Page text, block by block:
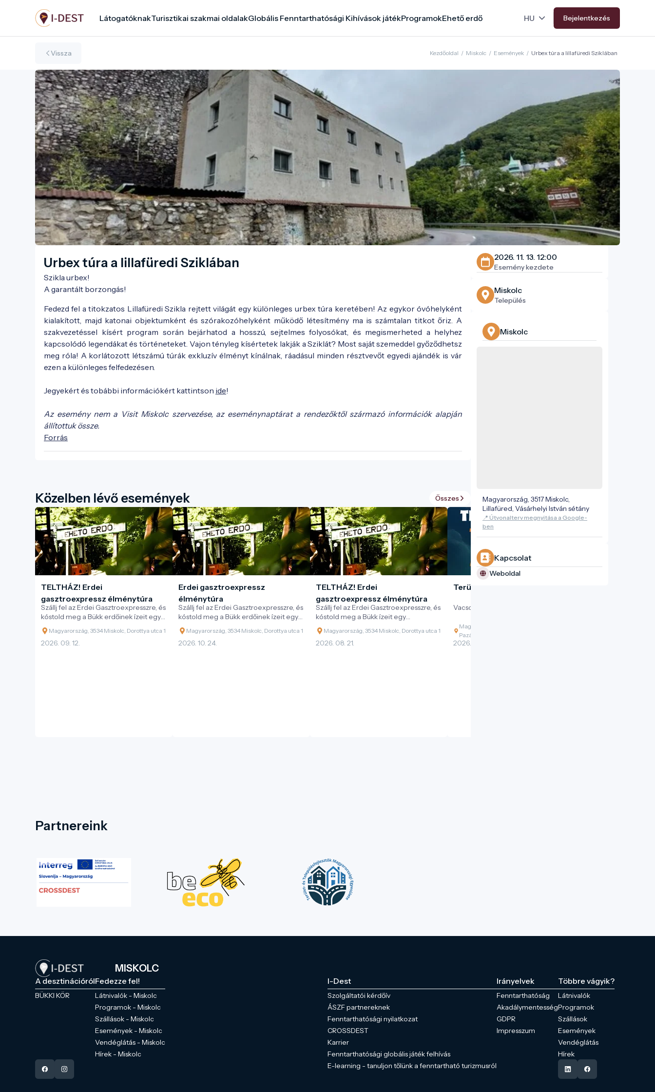
tartalomra
LátogatóknakTurisztikai szakmai oldalakGlobális Fenntarthatósági Kihívások játékProgramokEhető erdő Bejelentkezés
Vissza Kezdőoldal / Miskolc / Események / Urbex túra a lillafüredi Sziklában
Urbex túra a lillafüredi Sziklában
Szikla urbex!
A garantált borzongás!
Fedezd fel a titokzatos Lillafüredi Szikla rejtett világát egy különleges urbex túra keretében! Az egykor óvóhelyként
kialakított, majd katonai objektumként és szórakozóhelyként működő létesítmény ma is számtalan titkot őriz. A
szakvezetéssel kísért program során bejárhatod a hosszú, sejtelmes folyosókat, és megismerheted a helyhez
kapcsolódó legendákat és történeteket. Vajon tényleg kísértetek lakják a Sziklát? Most saját szemeddel győződhetsz
meg róla! A korlátozott létszámú túrák exkluzív élményt kínálnak, ráadásul minden résztvevőt egyedi ajándék is vár
ezen a különleges felfedezésen.
Jegyekért és tobábbi információkért kattintson ide!
Az esemény nem a Visit Miskolc szervezése, az eseménynaptárat a rendezőktől származó információk alapján
állítottuk össze.
Forrás
Közelben lévő események Összes
TELTHÁZ! Erdei
gasztroexpressz élménytúra
Szállj fel az Erdei Gasztroexpresszre, és
kóstold meg a Bükk erdőinek ízeit egy
különleges vonatos kaland során!
Magyarország, 3534 Miskolc, Dorottya utca 1
2026. 09. 12.
Erdei gasztroexpressz
élménytúra
Szállj fel az Erdei Gasztroexpresszre, és
kóstold meg a Bükk erdőinek ízeit egy
különleges vonatos kaland során!
Magyarország, 3534 Miskolc, Dorottya utca 1
2026. 10. 24.
TELTHÁZ! Erdei
gasztroexpressz élménytúra
Szállj fel az Erdei Gasztroexpresszre, és
kóstold meg a Bükk ízeit egy
különleges vonatos kaland során!
Magyarország, 3534 Miskolc, Dorottya utca 1
2026. 08. 21.
Terülj, terülj...
Vacsora a fogyó nap árnyékában.
Magyarország, 3519 Miskolc, Tapolcafürdő,
Pazár István sétány
2026. 08. 12. - 2026. 08. 12.
2026. 11. 13. 12:00
Esemény kezdete
Miskolc
Település
Miskolc
Magyarország, 3517 Miskolc,
Lillafüred, Vásárhelyi István sétány
📍 Útvonalterv megnyitása a Google-
ben
Kapcsolat
Weboldal
Partnereink
MISKOLC
A desztinációról
BÜKKI KÖR
Fedezze fel!
Látnivalók - Miskolc
Programok - Miskolc
Szállások - Miskolc
Események - Miskolc
Vendéglátás - Miskolc
Hírek - Miskolc
I-Dest
Szolgáltatói kérdőív
ÁSZF partnereknek
Fenntarthatósági nyilatkozat
CROSSDEST
Karrier
Fenntarthatósági globális játék felhívás
E-learning - tanuljon tőlünk a fenntartható turizmusról
Irányelvek
Fenntarthatóság
Akadálymentesség
GDPR
Impresszum
Többre vágyik?
Látnivalók
Programok
Szállások
Események
Vendéglátás
Hírek